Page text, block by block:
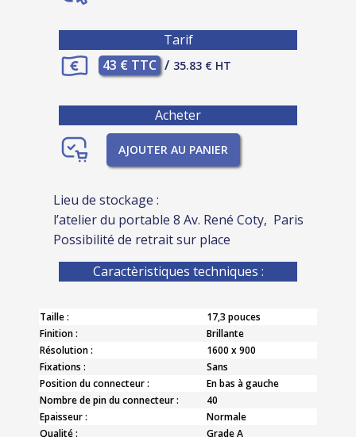
Tarif
43 € TTC / 35.83 € HT
Acheter
AJOUTER AU PANIER
Lieu de stockage :
l’atelier du portable 8 Av. René Coty, Paris
Possibilité de retrait sur place
Caractèristiques techniques :
Taille :
17,3 pouces
Finition :
Brillante
Résolution :
1600 x 900
Fixations :
Sans
Position du connecteur :
En bas à gauche
Nombre de pin du connecteur :
40
Epaisseur :
Normale
Qualité :
Grade A